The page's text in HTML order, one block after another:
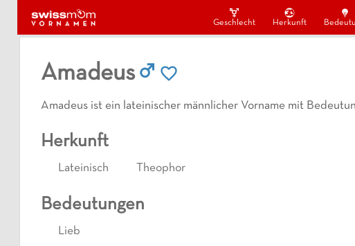
Geschlecht Herkunft
Amadeus
Amadeus ist ein lateinischer männlicher Vorname mit
Herkunft
Lateinisch Theophor
Bedeutungen
Lieb